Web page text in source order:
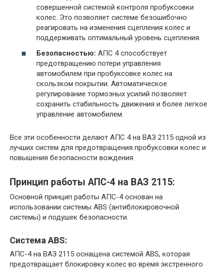
совершенной системой контроля пробуксовки
колес. Это позволяет системе безошибочно
реагировать на изменения сцепления колес и
поддерживать оптимальный уровень сцепления.
Безопасностью: АПС 4 способствует
предотвращению потери управления
автомобилем при пробуксовке колес на
скользком покрытии. Автоматическое
регулирование тормозных усилий позволяет
сохранить стабильность движения и более легкое
управление автомобилем.
Все эти особенности делают АПС 4 на ВАЗ 2115 одной из
лучших систем для предотвращения пробуксовки колес и
повышения безопасности вождения.
Принцип работы АПС-4 на ВАЗ 2115:
Основной принцип работы АПС-4 основан на
использовании системы ABS (антиблокировочной
системы) и подушек безопасности.
Система ABS:
АПС-4 на ВАЗ 2115 оснащена системой ABS, которая
предотвращает блокировку колес во время экстренного